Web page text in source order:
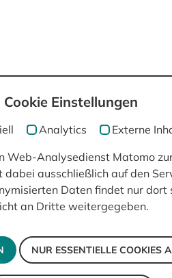
Cookie Einstellungen
Analytics Externe
Web-Analysedienst Matomo
ausschließlich auf den
Daten findet nur
an Dritte weitergegeben.
NUR ESSENTIELLE COOKIES